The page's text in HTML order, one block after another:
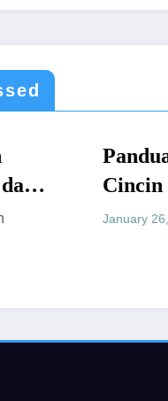
Mudah Beli
Berlian Bandung
2026 Provitamon